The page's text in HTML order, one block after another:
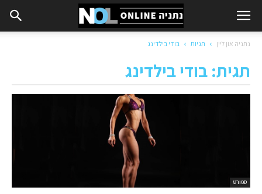
נתניה און ליין תגיות בודי בילדינג
תגית: בודי בילדינג
ספורט